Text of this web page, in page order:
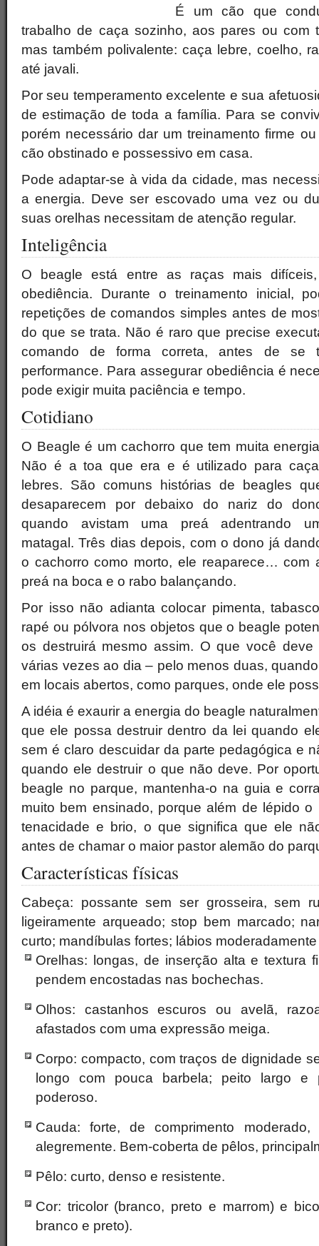
É um cão que
trabalho de caça sozinho, aos pares ou com
mas também polivalente: caça lebre, coelho,
até javali.
Por seu temperamento excelente e sua
de estimação de toda a família. Para se
porém necessário dar um treinamento firme
cão obstinado e possessivo em casa.
Pode adaptar-se à vida da cidade, mas
a energia. Deve ser escovado uma vez ou
suas orelhas necessitam de atenção regular.
Inteligência
O beagle está entre as raças mais
obediência. Durante o treinamento inicial,
repetições de comandos simples antes de
do que se trata. Não é raro que precise
comando de forma correta, antes de se
performance. Para assegurar obediência é
pode exigir muita paciência e tempo.
Cotidiano
O Beagle é um cachorro que tem muita
Não é a toa que era e é utilizado para
lebres. São comuns histórias de beagles
desaparecem por debaixo do nariz do
quando avistam uma preá adentrando
matagal. Três dias depois, com o dono já
o cachorro como morto, ele reaparece… com
preá na boca e o rabo balançando.
Por isso não adianta colocar pimenta,
rapé ou pólvora nos objetos que o beagle
os destruirá mesmo assim. O que você
várias vezes ao dia – pelo menos duas,
em locais abertos, como parques, onde ele
A idéia é exaurir a energia do beagle
que ele possa destruir dentro da lei quando
sem é claro descuidar da parte pedagógica e
quando ele destruir o que não deve. Por
beagle no parque, mantenha-o na guia e
muito bem ensinado, porque além de lépido
tenacidade e brio, o que significa que ele
antes de chamar o maior pastor alemão do
Características físicas
Cabeça: possante sem ser grosseira, sem
ligeiramente arqueado; stop bem marcado;
curto; mandíbulas fortes; lábios
Orelhas: longas, de inserção alta e textura
pendem encostadas nas bochechas.
Olhos: castanhos escuros ou avelã,
afastados com uma expressão meiga.
Corpo: compacto, com traços de dignidade
longo com pouca barbela; peito largo e
poderoso.
Cauda: forte, de comprimento
alegremente. Bem-coberta de pêlos,
Pêlo: curto, denso e resistente.
Cor: tricolor (branco, preto e marrom) e
branco e preto).